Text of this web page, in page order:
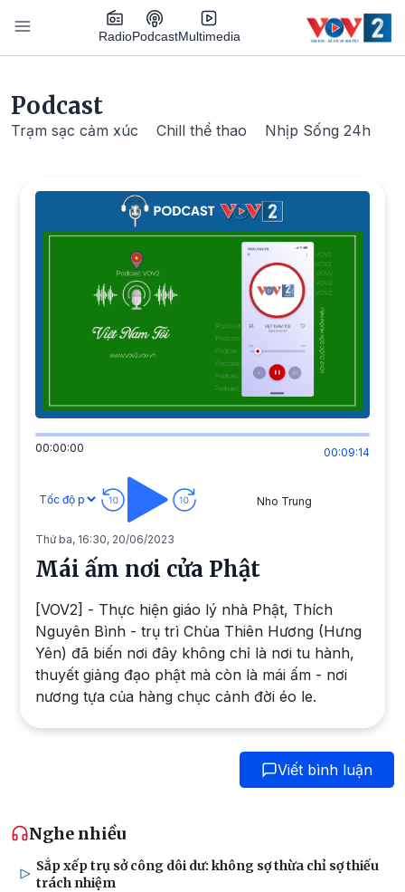
Nhảy đến nội dung
RadioPodcastMultimedia
Podcast
Trạm sạc cảm xúc Chill thể thao Nhịp Sống 24h
00:00:00 00:09:14
Nho Trung
Thứ ba, 16:30, 20/06/2023
Mái ấm nơi cửa Phật
[VOV2] - Thực hiện giáo lý nhà Phật, Thích
Nguyên Bình - trụ trì Chùa Thiên Hương (Hưng
Yên) đã biến nơi đây không chỉ là nơi tu hành,
thuyết giảng đạo phật mà còn là mái ấm - nơi
nương tựa của hàng chục cảnh đời éo le.
Viết bình luận
Nghe nhiều
Sắp xếp trụ sở công dôi dư: không sợ thừa chỉ sợ thiếu
trách nhiệm